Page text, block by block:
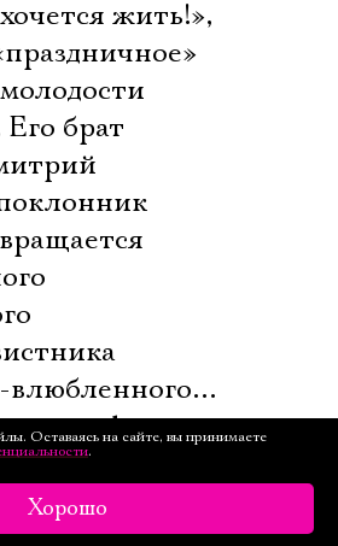
жить!», 
брат
влюбленного…
Арденнском
Оставаясь на сайте, вы принимаете
.
Хорошо